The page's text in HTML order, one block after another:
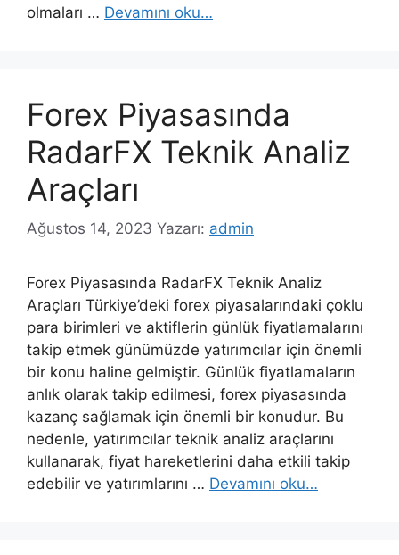
olmaları … Devamını oku…
Forex Piyasasında
RadarFX Teknik Analiz
Araçları
Ağustos 14, 2023 Yazarı: admin
Forex Piyasasında RadarFX Teknik Analiz
Araçları Türkiye’deki forex piyasalarındaki çoklu
para birimleri ve aktiflerin günlük fiyatlamalarını
takip etmek günümüzde yatırımcılar için önemli
bir konu haline gelmiştir. Günlük fiyatlamaların
anlık olarak takip edilmesi, forex piyasasında
kazanç sağlamak için önemli bir konudur. Bu
nedenle, yatırımcılar teknik analiz araçlarını
kullanarak, fiyat hareketlerini daha etkili takip
edebilir ve yatırımlarını … Devamını oku…